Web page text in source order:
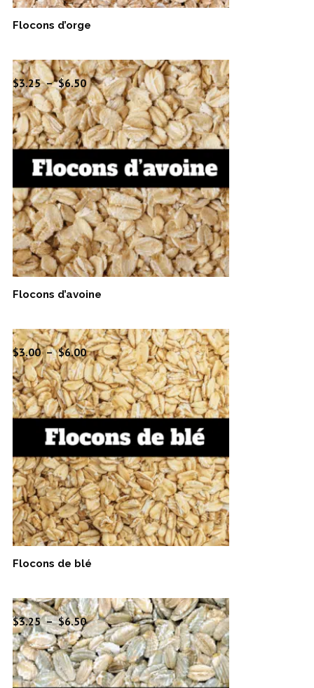
Flocons d’orge
$3.25 – $6.50Plage
de
prix :
$3.25
à
$6.50
Flocons d’avoine
$3.00 – $6.00Plage
de
prix :
$3.00
à
$6.00
Flocons de blé
$3.25 – $6.50Plage
de
prix :
$3.25